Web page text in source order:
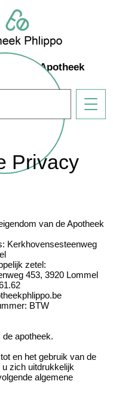
Farmad Apotheek
Privacy
van de Apotheek
Kerkhovensesteenweg
zetel:
453, 3920 Lommel
BTW
de apotheek.
en het gebruik van de
zich uitdrukkelijk
algemene